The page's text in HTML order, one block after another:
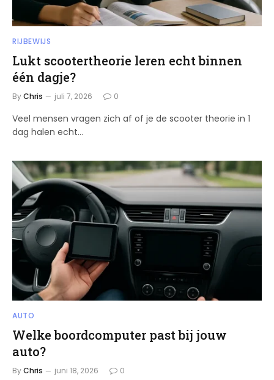
RIJBEWIJS
Lukt scootertheorie leren echt binnen
één dagje?
ByChris juli 7, 2026 0
Veel mensen vragen zich af of je de scooter theorie in 1
dag halen echt…
AUTO
Welke boordcomputer past bij jouw
auto?
ByChris juni 18, 2026 0